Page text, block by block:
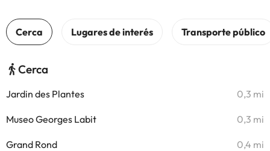
Cerca
Jardin des Plantes 0,3 mi
Museo Georges Labit 0,3 mi
Grand Rond 0,4 mi